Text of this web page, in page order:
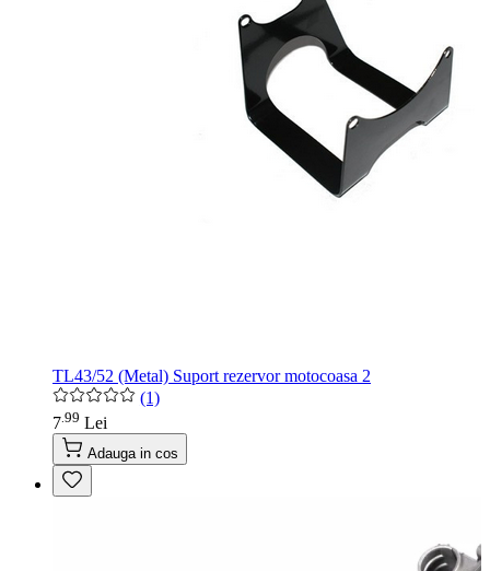
TL43/52 (Metal) Suport rezervor motocoasa 2
(1)
7 99 Lei
Adauga in cos